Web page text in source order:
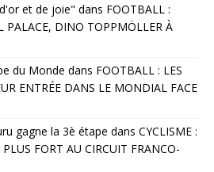
et de joie" dans FOOTBALL :
PALACE, DINO TOPPMÖLLER À
du Monde dans FOOTBALL : LES
ENTRÉE DANS LE MONDIAL FACE
gagne la 3è étape dans CYCLISME :
FORT AU CIRCUIT FRANCO-